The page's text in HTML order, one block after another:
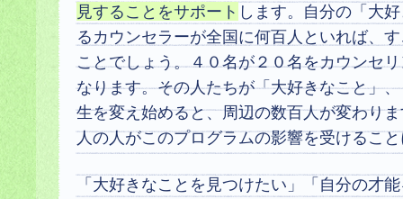
見することをサポート します。自分の「大
るカウンセラーが全国に何百人といれば、
ことでしょう。４０名が２０名をカウンセ
なります。その人たちが「大好きなこと」
生を変え始めると、周辺の数百人が変わり
人の人がこのプログラムの影響を受けるこ
「大好きなことを見つけたい」「自分の才